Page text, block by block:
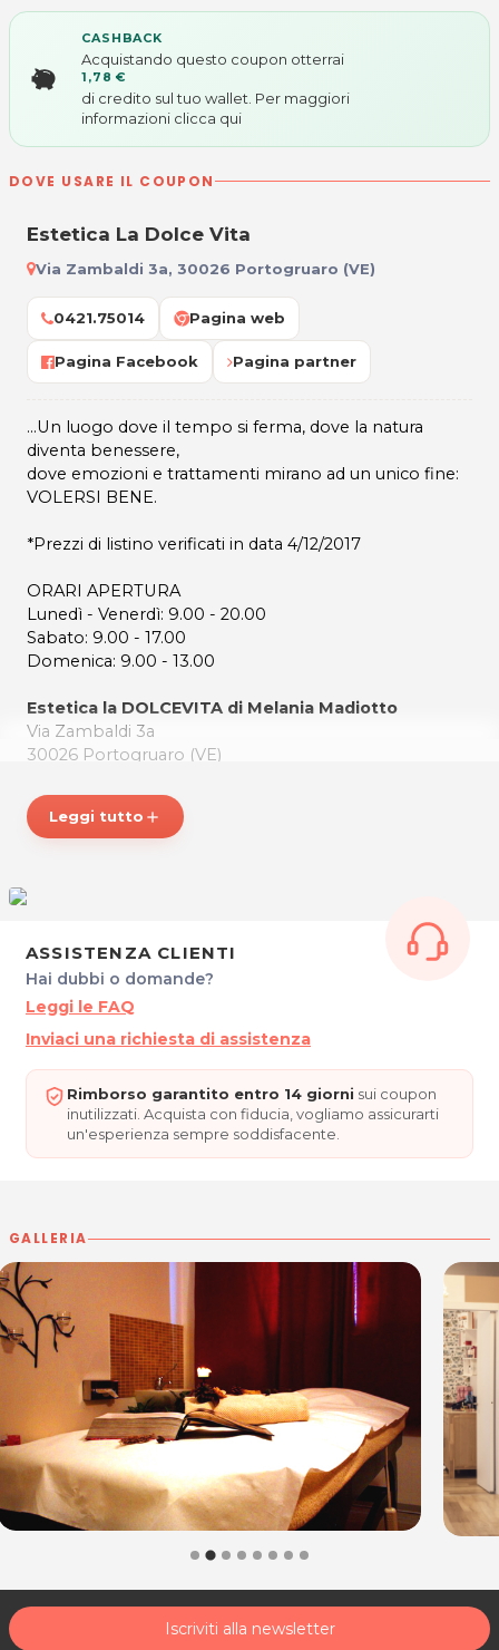
CASHBACK
Acquistando questo coupon otterrai
1,78 €
di credito sul tuo wallet. Per maggiori
informazioni clicca qui
DOVE USARE IL COUPON
Estetica La Dolce Vita
Via Zambaldi 3a, 30026 Portogruaro (VE)
0421.75014 Pagina web
Pagina Facebook Pagina partner
...Un luogo dove il tempo si ferma, dove la natura
diventa benessere,
dove emozioni e trattamenti mirano ad un unico fine:
VOLERSI BENE.
*Prezzi di listino verificati in data 4/12/2017
ORARI APERTURA
Lunedì - Venerdì: 9.00 - 20.00
Sabato: 9.00 - 17.00
Domenica: 9.00 - 13.00
Estetica la DOLCEVITA di Melania Madiotto
Via Zambaldi 3a
30026 Portogruaro (VE)
Cel. 348 7768940
P.IVA 04176300277
Leggi tutto add
ASSISTENZA CLIENTI
Hai dubbi o domande?
Leggi le FAQ
Inviaci una richiesta di assistenza
Rimborso garantito entro 14 giorni sui coupon
inutilizzati. Acquista con fiducia, vogliamo assicurarti
un'esperienza sempre soddisfacente.
GALLERIA
Iscriviti alla newsletter